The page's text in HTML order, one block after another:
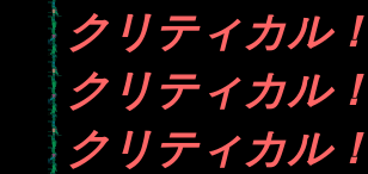
クリティカル！
クリティカル！
クリティカル！